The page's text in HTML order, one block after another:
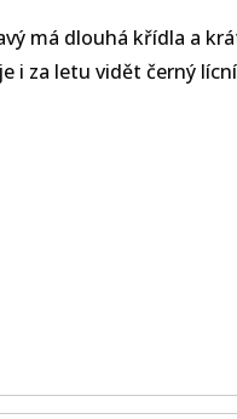
má dlouhá křídla a
i za letu vidět černý lícní